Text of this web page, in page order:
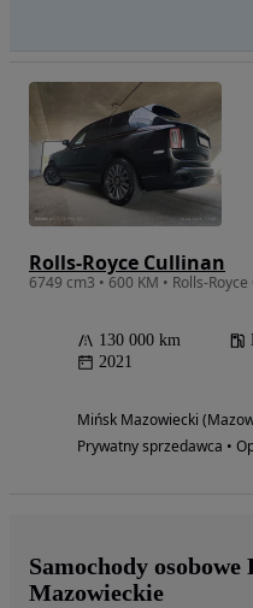
Rolls-Royce Cullinan
6749 cm3 • 600 KM • Rolls-
130 000 km
2021
Mińsk Mazowiecki
Prywatny sprzedawca •
Samochody
Mazowieckie